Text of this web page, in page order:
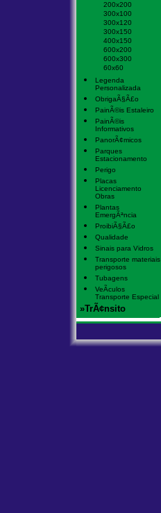
200x200
300x100
300x120
300x150
400x150
600x200
600x300
60x60
Legenda
Personalizada
ObrigaÃ§Ã£o
PainÃ©is Estaleiro
PainÃ©is
Informativos
PanorÃ¢micos
Parques
Estacionamento
Perigo
Placas
Licenciamento
Obras
Plantas
EmergÃªncia
ProibiÃ§Ã£o
Qualidade
Sinais para Vidros
Transporte materiais
perigosos
Tubagens
VeÃ­culos
Transporte Especial
»TrÃ¢nsito